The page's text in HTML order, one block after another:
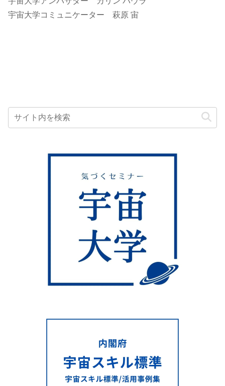
宇宙大学コミュニケーター 萩原 宙